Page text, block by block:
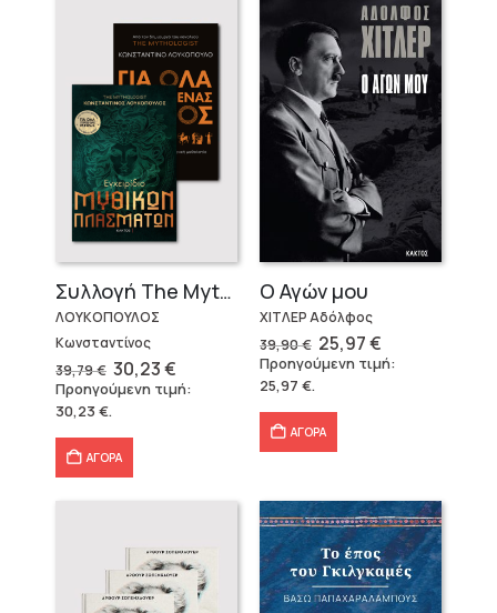
Συλλογή The Mythologist (2 βιβλία)
ΛΟΥΚΟΠΟΥΛΟΣ
Κωνσταντίνος
39,79€ Original
price
was:
39,79 €.
30,23€Η
τρέχουσα
τιμή
Προηγούμενη τιμή:
30,23€.
ΑΓΟΡΑ
Ο Αγών μου
ΧΙΤΛΕΡ Αδόλφος
39,90€ Original
price
was:
25,97€Η
τρέχουσα
τιμή
Προηγούμενη τιμή:
25,97 €.
ΑΓΟΡΑ